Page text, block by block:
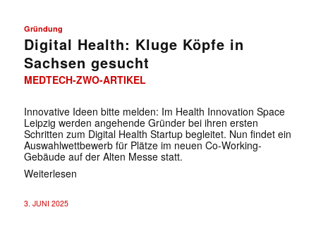
Gründung
Digital Health: Kluge Köpfe in
Sachsen gesucht
MEDTECH-ZWO-ARTIKEL
Innovative Ideen bitte melden: Im Health Innovation Space
Leipzig werden angehende Gründer bei ihren ersten
Schritten zum Digital Health Startup begleitet. Nun findet ein
Auswahlwettbewerb für Plätze im neuen Co-Working-
Gebäude auf der Alten Messe statt.
Weiterlesen
3. JUNI 2025